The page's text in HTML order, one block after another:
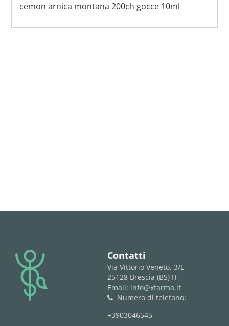
cemon arnica montana 200ch gocce 10ml
logo Contatti
Via Vittorio Veneto, 3/L
25128 Brescia (BS) IT
Email: info@xfarma.it
phone
Numero di telefono:
+3903046545